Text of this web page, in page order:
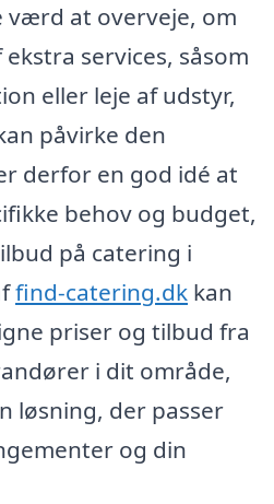
værd at overveje, om
services, såsom
eller leje af udstyr,
påvirke den
derfor en god idé at
behov og budget,
på catering i
find-catering.dk kan
priser og tilbud fra
i dit område,
løsning, der passer
og din